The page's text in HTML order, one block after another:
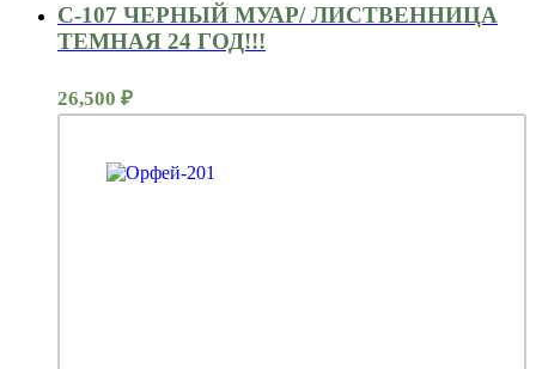
С-107 ЧЕРНЫЙ МУАР/ ЛИСТВЕННИЦА
ТЕМНАЯ 24 ГОД!!!
26,500 ₽